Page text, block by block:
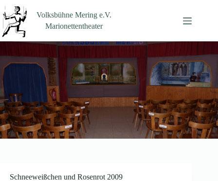
Inhalt
springen
Volksbühne Mering e.V.
Marionettentheater
Schneeweißchen und Rosenrot 2009